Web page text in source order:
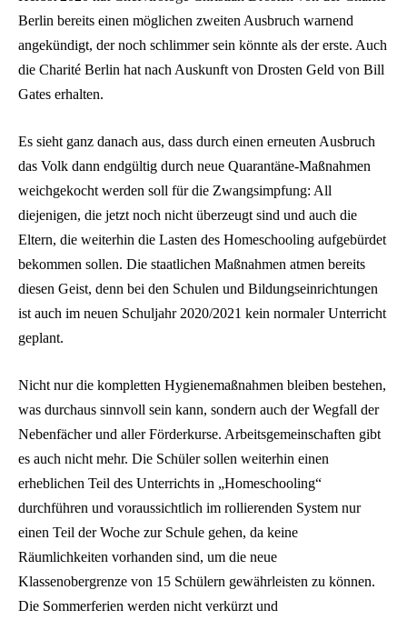
Berlin bereits einen möglichen zweiten Ausbruch warnend
angekündigt, der noch schlimmer sein könnte als der erste. Auch
die Charité Berlin hat nach Auskunft von Drosten Geld von Bill
Gates erhalten.
Es sieht ganz danach aus, dass durch einen erneuten Ausbruch
das Volk dann endgültig durch neue Quarantäne-Maßnahmen
weichgekocht werden soll für die Zwangsimpfung: All
diejenigen, die jetzt noch nicht überzeugt sind und auch die
Eltern, die weiterhin die Lasten des Homeschooling aufgebürdet
bekommen sollen. Die staatlichen Maßnahmen atmen bereits
diesen Geist, denn bei den Schulen und Bildungseinrichtungen
ist auch im neuen Schuljahr 2020/2021 kein normaler Unterricht
geplant.
Nicht nur die kompletten Hygienemaßnahmen bleiben bestehen,
was durchaus sinnvoll sein kann, sondern auch der Wegfall der
Nebenfächer und aller Förderkurse. Arbeitsgemeinschaften gibt
es auch nicht mehr. Die Schüler sollen weiterhin einen
erheblichen Teil des Unterrichts in „Homeschooling“
durchführen und voraussichtlich im rollierenden System nur
einen Teil der Woche zur Schule gehen, da keine
Räumlichkeiten vorhanden sind, um die neue
Klassenobergrenze von 15 Schülern gewährleisten zu können.
Die Sommerferien werden nicht verkürzt und